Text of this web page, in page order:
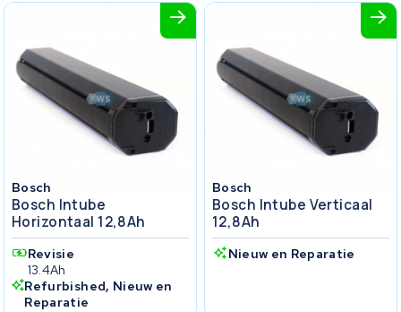
Bosch
Bosch Intube
Horizontaal 12,8Ah
Revisie
13.4Ah
Refurbished, Nieuw en
Reparatie
Bosch
Bosch Intube Verticaal
12,8Ah
Nieuw en Reparatie